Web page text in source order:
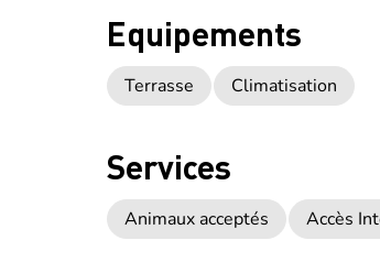
Equipements
Terrasse Climatisation
Services
Animaux acceptés Accès